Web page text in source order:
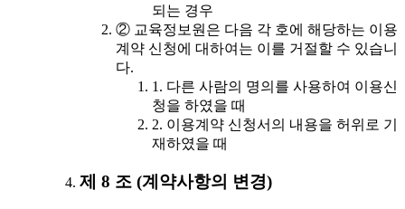
되는 경우
② 교육정보원은 다음 각 호에 해당하는 이용
계약 신청에 대하여는 이를 거절할 수 있습니
다.
1. 다른 사람의 명의를 사용하여 이용신
청을 하였을 때
2. 이용계약 신청서의 내용을 허위로 기
재하였을 때
제 8 조 (계약사항의 변경)